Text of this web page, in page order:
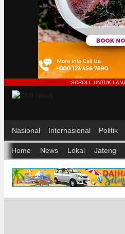
Nasional Internasional Politik
Home News Lokal Jateng